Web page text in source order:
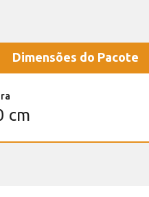
Dimensões do Pacote
cm